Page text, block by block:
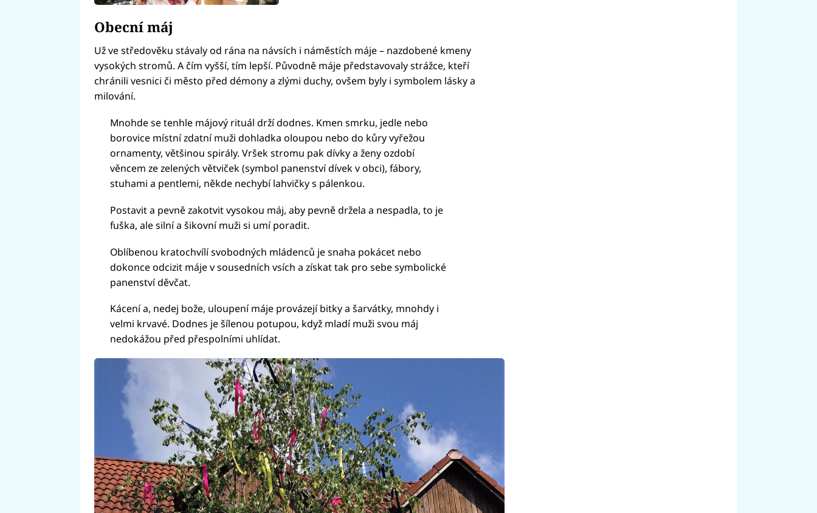
Obecní máj
Už ve středověku stávaly od rána na návsích i náměstích máje – nazdobené kmeny
vysokých stromů. A čím vyšší, tím lepší. Původně máje představovaly strážce, kteří
chránili vesnici či město před démony a zlými duchy, ovšem byly i symbolem lásky a
milování.
Mnohde se tenhle májový rituál drží dodnes. Kmen smrku, jedle nebo
borovice místní zdatní muži dohladka oloupou nebo do kůry vyřežou
ornamenty, většinou spirály. Vršek stromu pak dívky a ženy ozdobí
věncem ze zelených větviček (symbol panenství dívek v obci), fábory,
stuhami a pentlemi, někde nechybí lahvičky s pálenkou.
Postavit a pevně zakotvit vysokou máj, aby pevně držela a nespadla, to je
fuška, ale silní a šikovní muži si umí poradit.
Oblíbenou kratochvílí svobodných mládenců je snaha pokácet nebo
dokonce odcizit máje v sousedních vsích a získat tak pro sebe symbolické
panenství děvčat.
Kácení a, nedej bože, uloupení máje provázejí bitky a šarvátky, mnohdy i
velmi krvavé. Dodnes je šílenou potupou, když mladí muži svou máj
nedokážou před přespolními uhlídat.